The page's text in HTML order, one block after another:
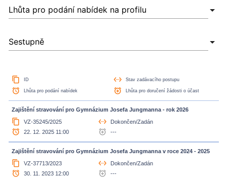
content_copy ID settings_ethernet Stav zadávacího postupu
access_alarm Lhůta pro podání nabídek alarm_add Lhůta pro doručení žádosti o účast
Zajištění stravování pro Gymnázium Josefa Jungmanna - rok 2026
content_copy VZ-35245/2025 settings_ethernet Dokončen/Zadán
access_alarm 22. 12. 2025 11:00 alarm_add ---
Zajištění stravování pro Gymnázium Josefa Jungmanna v roce 2024 - 2025
content_copy VZ-37713/2023 settings_ethernet Dokončen/Zadán
access_alarm 30. 11. 2023 12:00 alarm_add ---